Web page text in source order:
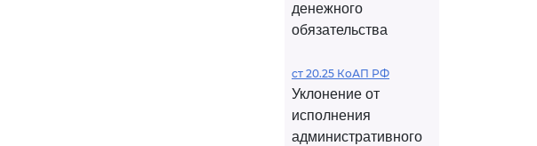
денежного
обязательства
ст 20.25 КоАП РФ
Уклонение от
исполнения
административного